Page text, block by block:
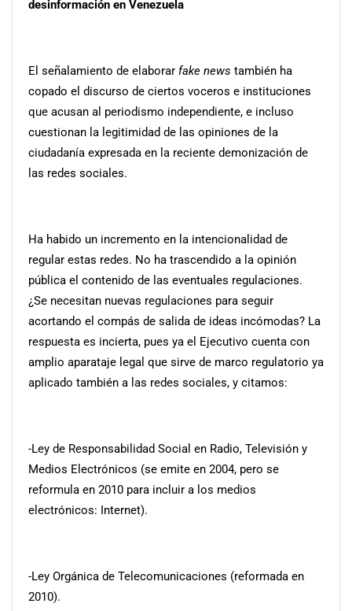
desinformación en Venezuela
El señalamiento de elaborar fake news también ha
copado el discurso de ciertos voceros e instituciones
que acusan al periodismo independiente, e incluso
cuestionan la legitimidad de las opiniones de la
ciudadanía expresada en la reciente demonización de
las redes sociales.
Ha habido un incremento en la intencionalidad de
regular estas redes. No ha trascendido a la opinión
pública el contenido de las eventuales regulaciones.
¿Se necesitan nuevas regulaciones para seguir
acortando el compás de salida de ideas incómodas? La
respuesta es incierta, pues ya el Ejecutivo cuenta con
amplio aparataje legal que sirve de marco regulatorio ya
aplicado también a las redes sociales, y citamos:
-Ley de Responsabilidad Social en Radio, Televisión y
Medios Electrónicos (se emite en 2004, pero se
reformula en 2010 para incluir a los medios
electrónicos: Internet).
-Ley Orgánica de Telecomunicaciones (reformada en
2010).